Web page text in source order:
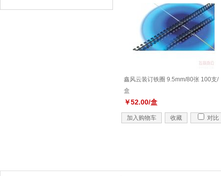
鑫风云装订铁圈 9.5mm/80张 100支/
盒
￥52.00/盒
加入购物车 收藏 对比